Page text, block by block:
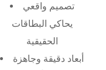
تصميم واقعي
يحاكي البطاقات
الحقيقية
أبعاد دقيقة وجاهزة